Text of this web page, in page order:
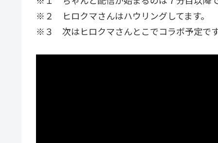
※２ ヒロクマさんはハウリングしてます。
※３ 次はヒロクマさんとこでコラボ予定で